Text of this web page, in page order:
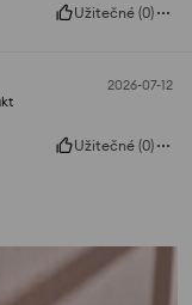
Užitečné (0)
2026-07-12
Užitečné (0)